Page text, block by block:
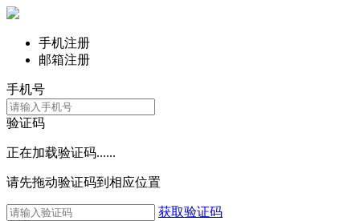
手机注册
邮箱注册
手机号
验证码
正在加载验证码......
请先拖动验证码到相应位置
获取验证码